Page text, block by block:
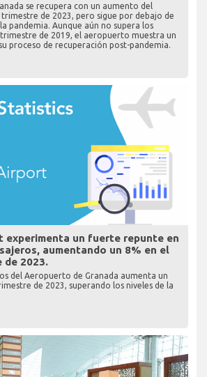
se recupera con un aumento del
de 2023, pero sigue por debajo de
pandemia. Aunque aún no supera los
de 2019, el aeropuerto muestra un
proceso de recuperación post-pandemia.
experimenta un fuerte repunte en
aumentando un 8% en el
2023.
del Aeropuerto de Granada aumenta un
de 2023, superando los niveles de la